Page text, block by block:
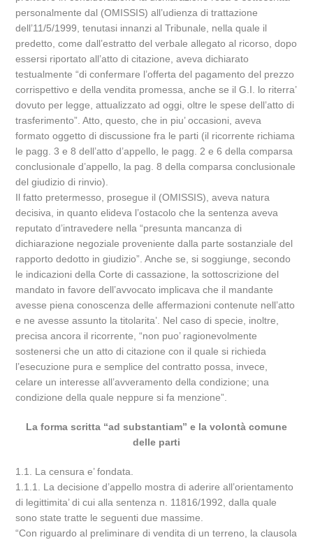
personalmente dal (OMISSIS) all’udienza di trattazione
dell’11/5/1999, tenutasi innanzi al Tribunale, nella quale il
predetto, come dall’estratto del verbale allegato al ricorso, dopo
essersi riportato all’atto di citazione, aveva dichiarato
testualmente “di confermare l’offerta del pagamento del prezzo
corrispettivo e della vendita promessa, anche se il G.I. lo riterra’
dovuto per legge, attualizzato ad oggi, oltre le spese dell’atto di
trasferimento”. Atto, questo, che in piu’ occasioni, aveva
formato oggetto di discussione fra le parti (il ricorrente richiama
le pagg. 3 e 8 dell’atto d’appello, le pagg. 2 e 6 della comparsa
conclusionale d’appello, la pag. 8 della comparsa conclusionale
del giudizio di rinvio).
Il fatto pretermesso, prosegue il (OMISSIS), aveva natura
decisiva, in quanto elideva l’ostacolo che la sentenza aveva
reputato d’intravedere nella “presunta mancanza di
dichiarazione negoziale proveniente dalla parte sostanziale del
rapporto dedotto in giudizio”. Anche se, si soggiunge, secondo
le indicazioni della Corte di cassazione, la sottoscrizione del
mandato in favore dell’avvocato implicava che il mandante
avesse piena conoscenza delle affermazioni contenute nell’atto
e ne avesse assunto la titolarita’. Nel caso di specie, inoltre,
precisa ancora il ricorrente, “non puo’ ragionevolmente
sostenersi che un atto di citazione con il quale si richieda
l’esecuzione pura e semplice del contratto possa, invece,
celare un interesse all’avveramento della condizione; una
condizione della quale neppure si fa menzione”.
La forma scritta “ad substantiam” e la volontà comune
delle parti
1.1. La censura e’ fondata.
1.1.1. La decisione d’appello mostra di aderire all’orientamento
di legittimita’ di cui alla sentenza n. 11816/1992, dalla quale
sono state tratte le seguenti due massime.
“Con riguardo al preliminare di vendita di un terreno, la clausola